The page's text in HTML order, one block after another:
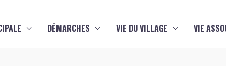
DÉMARCHES VIE DU VILLAGE VIE